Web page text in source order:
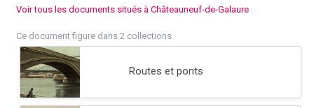
Voir tous les documents situés à Châteauneuf-de-Galaure
Ce document figure dans 2 collections
Routes et ponts